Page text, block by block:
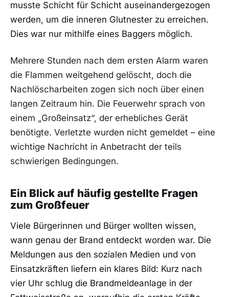
musste Schicht für Schicht auseinandergezogen
werden, um die inneren Glutnester zu erreichen.
Dies war nur mithilfe eines Baggers möglich.
Mehrere Stunden nach dem ersten Alarm waren
die Flammen weitgehend gelöscht, doch die
Nachlöscharbeiten zogen sich noch über einen
langen Zeitraum hin. Die Feuerwehr sprach von
einem „Großeinsatz“, der erhebliches Gerät
benötigte. Verletzte wurden nicht gemeldet – eine
wichtige Nachricht in Anbetracht der teils
schwierigen Bedingungen.
Ein Blick auf häufig gestellte Fragen
zum Großfeuer
Viele Bürgerinnen und Bürger wollten wissen,
wann genau der Brand entdeckt worden war. Die
Meldungen aus den sozialen Medien und von
Einsatzkräften liefern ein klares Bild: Kurz nach
vier Uhr schlug die Brandmeldeanlage in der